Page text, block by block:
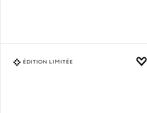
ÉDITION LIMITÉE